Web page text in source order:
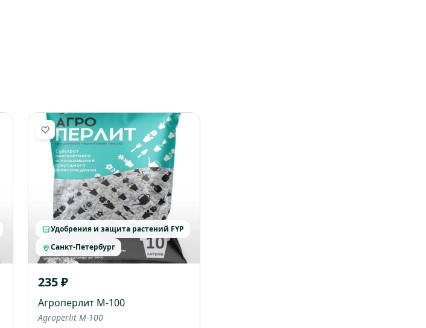
Удобрения и защита растений FYP
Санкт-Петербург
235 ₽
Агроперлит М-100
Agroperlit M-100